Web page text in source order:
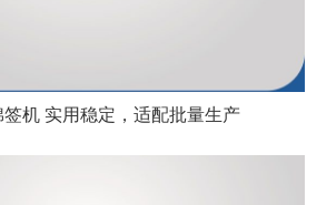
机 实用稳定，适配批量生产